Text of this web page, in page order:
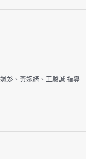
彣、黃婉綺、王駿誠 指導